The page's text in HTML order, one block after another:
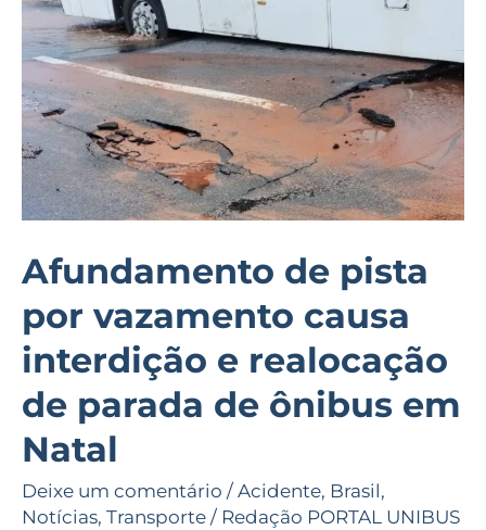
Afundamento de pista
por vazamento causa
interdição e realocação
de parada de ônibus em
Natal
Deixe um comentário / Acidente, Brasil,
Notícias, Transporte / Redação PORTAL UNIBUS
vazamento
causa
interdição
e
realocação
de
parada
ônibus
em
Natal